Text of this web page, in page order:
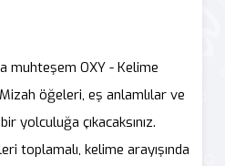
muhteşem OXY - Kelime
öğeleri, eş anlamlılar ve
yolculuğa çıkacaksınız.
toplamalı, kelime arayışında